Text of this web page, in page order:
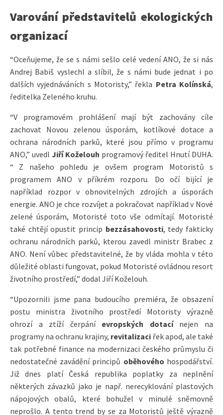
Varování představitelů ekologických
organizací
“Oceňujeme, že se s námi sešlo celé vedení ANO, že si nás
Andrej Babiš vyslechl a slíbil, že s námi bude jednat i po
dalších vyjednáváních s Motoristy,” řekla Petra Kolínská,
ředitelka Zeleného kruhu.
“V programovém prohlášení mají být zachovány cíle
zachovat Novou zelenou úsporám, kotlíkové dotace a
ochrana národních parků, které jsou přímo v programu
ANO,” uvedl Jiří Koželouh programový ředitel Hnutí DUHA.
“ Z našeho pohledu je ovšem program Motoristů s
programem ANO v příkrém rozporu. Do očí bijící je
například rozpor v obnovitelných zdrojích a úsporách
energie. ANO je chce rozvíjet a pokračovat například v Nové
zelené úsporám, Motoristé toto vše odmítají. Motoristé
také chtějí opustit princip bezzásahovosti, tedy fakticky
ochranu národních parků, kterou zavedl ministr Brabec z
ANO. Není vůbec představitelné, že by vláda mohla v této
důležité oblasti fungovat, pokud Motoristé ovládnou resort
životního prostředí,” dodal Jiří Koželouh.
“Upozornili jsme pana budoucího premiéra, že obsazení
postu ministra životního prostředí Motoristy výrazně
ohrozí a ztíží čerpání evropských dotacínejen na
programy na ochranu krajiny, revitalizaci řek apod, ale také
tak potřebné finance na modernizaci českého průmyslu či
nedostatečné zavádění principů oběhového hospodářství.
Již dnes platí Česká republika poplatky za neplnění
některých závazků jako je např. nerecyklování plastových
nápojových obalů, které bohužel v minulé sněmovně
neprošlo. A tento trend by se za Motoristů ještě výrazně